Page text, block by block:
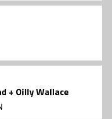
+ Oilly Wallace